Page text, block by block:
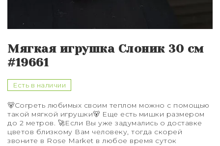
Мягкая игрушка Слоник 30 см
#19661
Есть в наличии
🐻Согреть любимых своим теплом можно с помощью
такой мягкой игрушки🐻 Еще есть мишки размером
до 2 метров. 🚀Если Вы уже задумались о доставке
цветов близкому Вам человеку, тогда скорей
звоните в Rose Market в любое время суток
Букет из 101 розы
Букет из 151 розы
Букет из 301 розы
Розы XXL